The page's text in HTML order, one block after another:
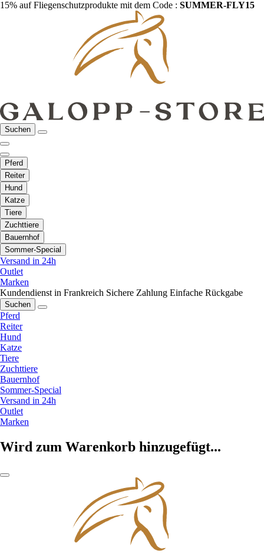
15% auf Fliegenschutzprodukte mit dem Code : SUMMER-FLY15
Suchen
Pferd
Reiter
Hund
Katze
Tiere
Zuchttiere
Bauernhof
Sommer-Special
Versand in 24h
Outlet
Marken
Kundendienst in Frankreich Sichere Zahlung Einfache Rückgabe
Suchen
Pferd
Reiter
Hund
Katze
Tiere
Zuchttiere
Bauernhof
Sommer-Special
Versand in 24h
Outlet
Marken
Wird zum Warenkorb hinzugefügt...